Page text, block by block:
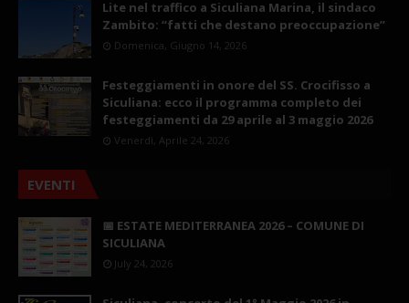
Lite nel traffico a Siculiana Marina, il sindaco
Zambito: “fatti che destano preoccupazione”
Domenica, Giugno 14, 2026
Festeggiamenti in onore del SS. Crocifisso a
Siculiana: ecco il programma completo dei
festeggiamenti da 29 aprile al 3 maggio 2026
Venerdì, Aprile 24, 2026
EVENTI
📅 ESTATE MEDITERRANEA 2026 – COMUNE DI
SICULIANA
July 24, 2026